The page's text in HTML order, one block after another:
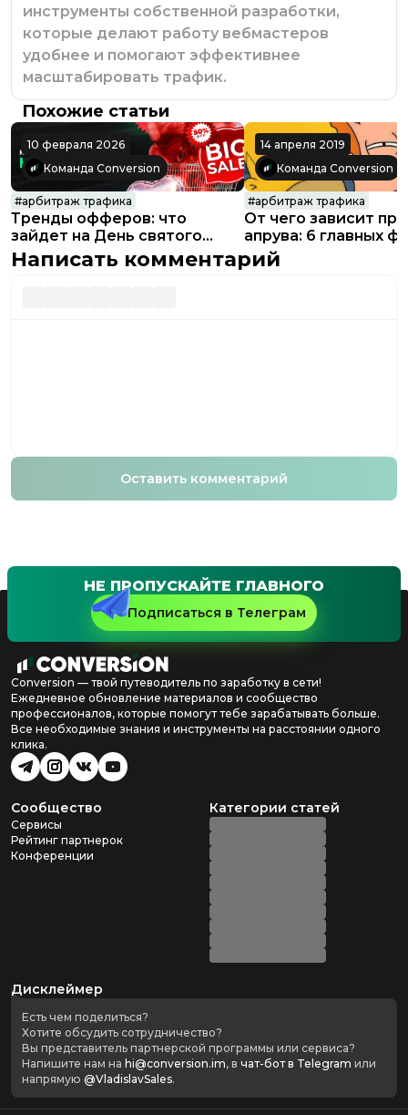
инструменты собственной разработки,
которые делают работу вебмастеров
удобнее и помогают эффективнее
масштабировать трафик.
Похожие статьи
10 февраля 2026
Команда Conversion
#арбитраж трафика
Тренды офферов: что
зайдет на День святого
Валентина
14 апреля 2019
Команда Conversion
#арбитраж трафика
От чего зависит
апрува: 6 главных
Написать комментарий
Оставить комментарий
НЕ ПРОПУСКАЙТЕ ГЛАВНОГО
Подписаться в Телеграм
Conversion — твой путеводитель по заработку в сети!
Ежедневное обновление материалов и сообщество
профессионалов, которые помогут тебе зарабатывать больше.
Все необходимые знания и инструменты на расстоянии одного
клика.
Сообщество
Сервисы
Рейтинг партнерок
Конференции
Категории статей
Дисклеймер
Есть чем поделиться?
Хотите обсудить сотрудничество?
Вы представитель партнерской программы или сервиса?
Напишите нам на hi@conversion.im, в чат-бот в Telegram или
напрямую @VladislavSales.